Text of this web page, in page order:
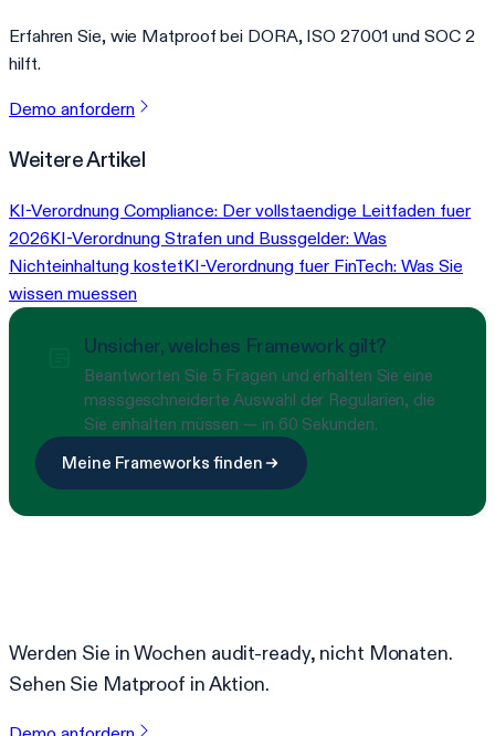
Erfahren Sie, wie Matproof bei DORA, ISO 27001 und SOC 2
hilft.
Demo anfordern
Weitere Artikel
KI-Verordnung Compliance: Der vollstaendige Leitfaden fuer
2026KI-Verordnung Strafen und Bussgelder: Was
Nichteinhaltung kostetKI-Verordnung fuer FinTech: Was Sie
wissen muessen
Unsicher, welches Framework gilt?
Beantworten Sie 5 Fragen und erhalten Sie eine
massgeschneiderte Auswahl der Regularien, die
Sie einhalten müssen — in 60 Sekunden.
Meine Frameworks finden
Werden Sie in Wochen audit-ready, nicht Monaten.
Sehen Sie Matproof in Aktion.